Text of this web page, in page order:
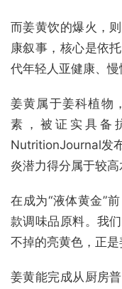
而姜黄饮的爆火，
康叙事，核心是依
代年轻人亚健康、慢
姜黄属于姜科植物
素，被证实具备
NutritionJournal发
炎潜力得分属于较高
在成为“液体黄金”
款调味品原料。我
不掉的亮黄色，正是
姜黄能完成从厨房